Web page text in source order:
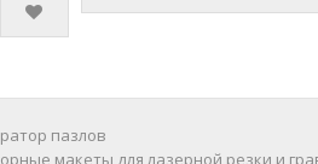
пазлов
макеты для лазерной резки и